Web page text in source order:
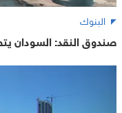
البنوك
صندوق النقد: السودان